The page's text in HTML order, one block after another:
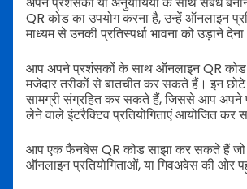
QR कोड का उपयोग करना है, उन्हें ऑनलाइन
माध्यम से उनकी प्रतिस्पर्धा भावना को उड़ाने
आप अपने प्रशंसकों के साथ ऑनलाइन QR
मजेदार तरीकों से बातचीत कर सकते हैं। इन छोटे
सामग्री संग्रहित कर सकते हैं, जिससे आप
लेने वाले इंटरैक्टिव प्रतियोगिताएं आयोजित कर
आप एक फैनबेस QR कोड साझा कर सकते हैं
ऑनलाइन प्रतियोगिताओं, या गिवअवेस की ओर